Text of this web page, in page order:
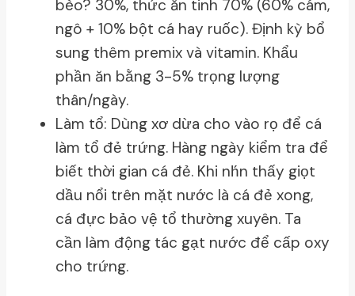
bèo? 30%, thức ăn tinh 70% (60% cám,
ngô + 10% bột cá hay ruốc). Định kỳ bổ
sung thêm premix và vitamin. Khẩu
phần ăn bằng 3-5% trọng lượng
thân/ngày.
Làm tổ: Dùng xơ dừa cho vào rọ để cá
làm tổ đẻ trứng. Hàng ngày kiểm tra để
biết thời gian cá đẻ. Khi nh́n thấy giọt
dầu nổi trên mặt nước là cá đẻ xong,
cá đực bảo vệ tổ thường xuyên. Ta
cần làm động tác gạt nước để cấp oxy
cho trứng.